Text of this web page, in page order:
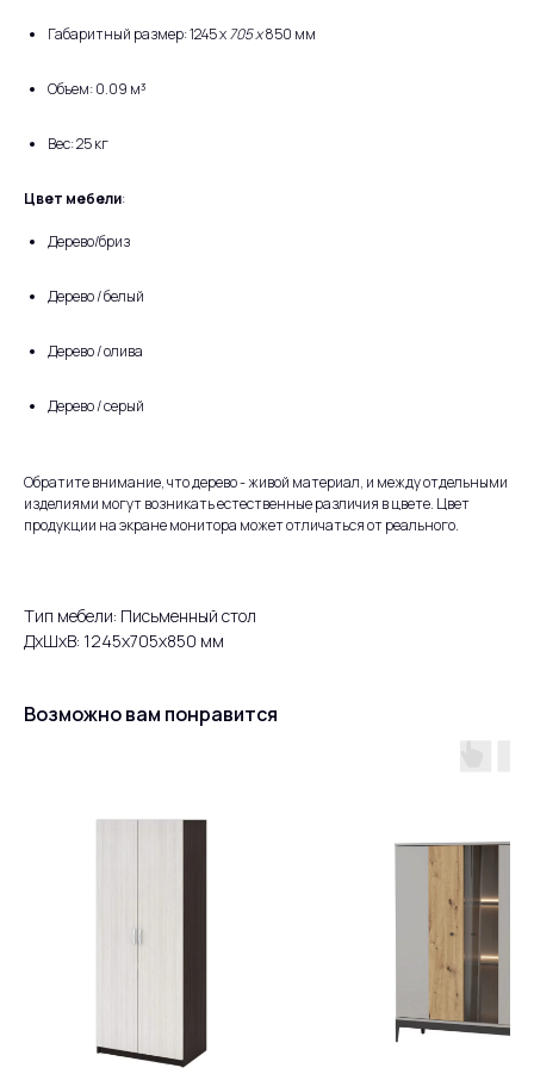
Габаритный размер: 1245 х705 х850 мм
Объем: 0.09 м³
Вес: 25 кг
Цвет мебели:
Дерево/бриз
Дерево / белый
Дерево / олива
Дерево / серый
Обратите внимание, что дерево - живой материал, и между отдельными
изделиями могут возникать естественные различия в цвете. Цвет
продукции на экране монитора может отличаться от реального.
Тип мебели: Письменный стол
ДxШxВ: 1245x705x850 мм
Возможно вам понравится